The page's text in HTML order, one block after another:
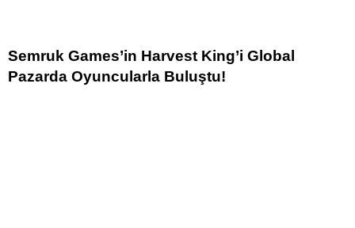
Semruk Games’in Harvest King’i Global
Pazarda Oyuncularla Buluştu!